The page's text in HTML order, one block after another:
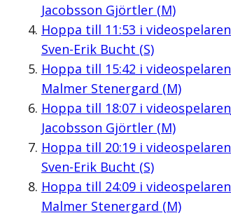
Jacobsson Gjörtler (M)
Hoppa till 11:53 i videospelaren
Sven-Erik Bucht (S)
Hoppa till 15:42 i videospelaren
Malmer Stenergard (M)
Hoppa till 18:07i videospelaren
Jacobsson Gjörtler (M)
Hoppa till 20:19i videospelaren
Sven-Erik Bucht (S)
Hoppa till 24:09i videospelaren
Malmer Stenergard (M)